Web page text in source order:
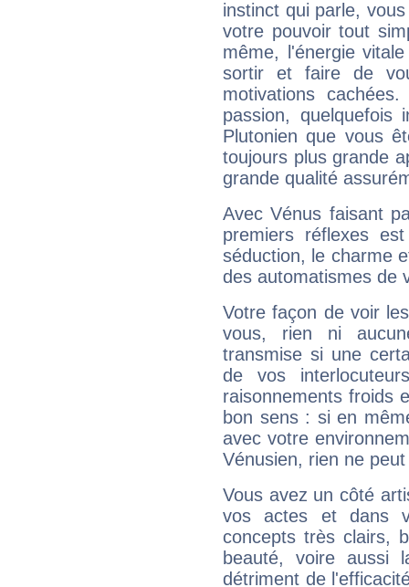
instinct qui parle,
votre pouvoir tout
même, l'énergie
sortir et faire de
motivations
passion, quelquefois
Plutonien que vous
toujours plus grande
grande qualité
Avec Vénus faisant
premiers réflexes
séduction, le charme
des automatismes de
Votre façon de voir
vous, rien ni
transmise si une
de vos
raisonnements froids
bon sens : si en
avec votre
Vénusien, rien ne
Vous avez un côté
vos actes et dans
concepts très clairs,
beauté, voire aussi
détriment de